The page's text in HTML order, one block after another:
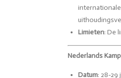
Limieten: De
Nederlands
Datum: 28-29